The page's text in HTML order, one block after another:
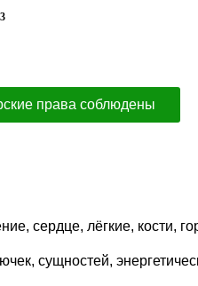
права соблюдены
сердце, лёгкие, кости,
сущностей,